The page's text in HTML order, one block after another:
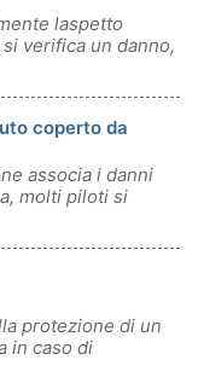
laspetto
verifica un danno,
coperto da
associa i danni
molti piloti si
protezione di un
in caso di